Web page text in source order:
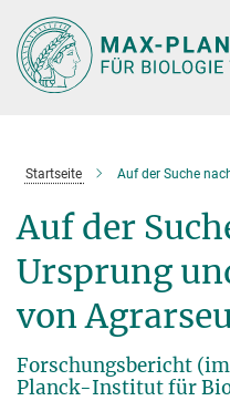
Hauptinhalt
Startseite Auf der Suche nach
Auf der
Ursprung
von
Forschungsbericht
Planck-Institut für